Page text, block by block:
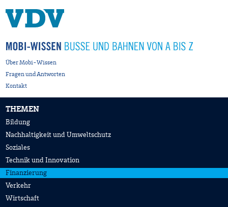
Über Mobi-Wissen
Fragen und Antworten
Kontakt
THEMEN
Bildung
Nachhaltigkeit und Umweltschutz
Soziales
Technik und Innovation
Finanzierung
Verkehr
Wirtschaft